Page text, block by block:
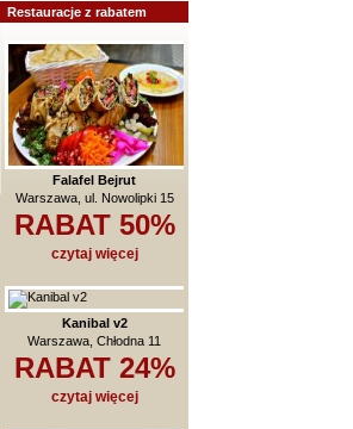
Restauracje z rabatem
Falafel Bejrut
Warszawa, ul. Nowolipki 15
RABAT 50%
czytaj więcej
Kanibal v2
Warszawa, Chłodna 11
RABAT 24%
czytaj więcej